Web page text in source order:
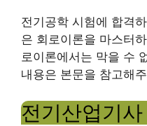
전기공학 시험에 합격
은 회로이론을 마스터
로이론에서는 막을 수
내용은 본문을 참고해
전기산업기